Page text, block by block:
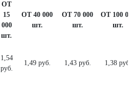
ОТ
15
000
шт.
ОТ 40 000
шт.
ОТ 70 000
шт.
ОТ 100
шт.
1,54
руб.
1,49 руб. 1,43 руб. 1,38 руб.